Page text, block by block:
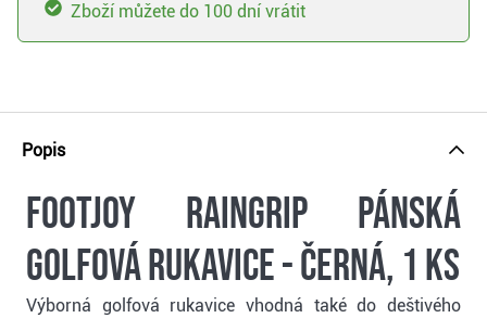
Zboží můžete do 100 dní vrátit
Popis
FootJoy RainGrip pánská
golfová rukavice - černá, 1 ks
Výborná golfová rukavice vhodná také do deštivého